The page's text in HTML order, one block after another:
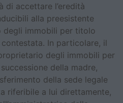
di accettare l’eredità
alla preesistente
degli immobili per titolo
In particolare, il
degli immobili per
della madre,
della sede legale
riferibile a lui direttamente,